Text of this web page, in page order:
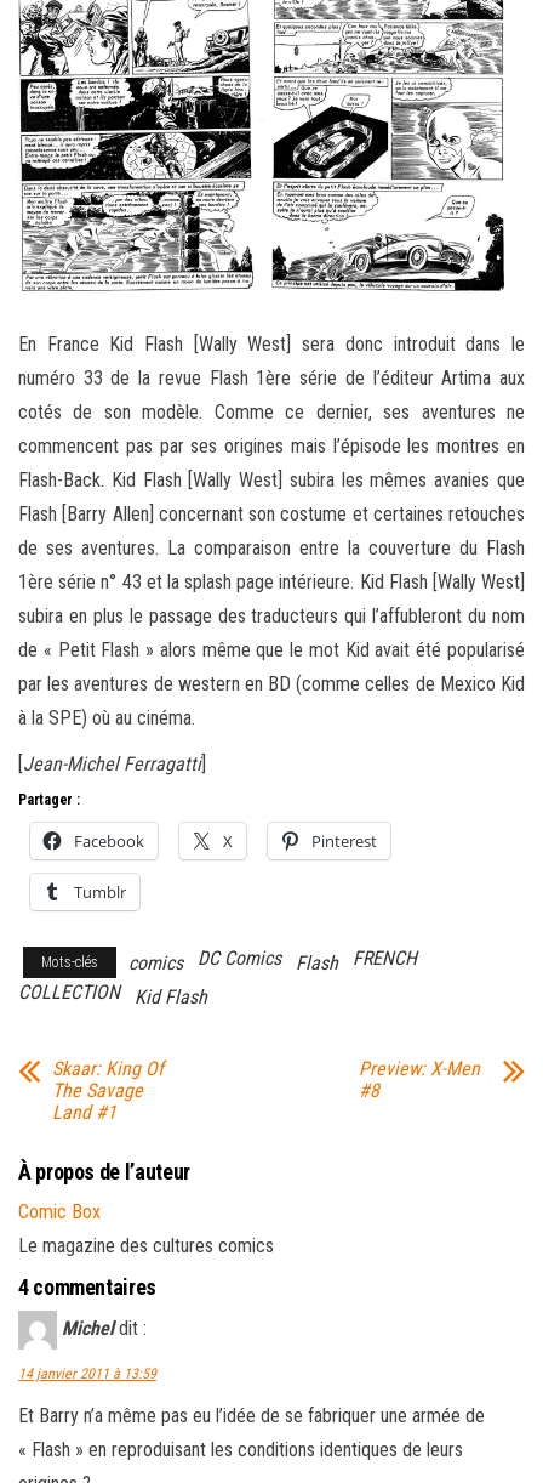
En France Kid Flash [Wally West] sera donc introduit dans le
numéro 33 de la revue Flash 1ère série de l’éditeur Artima aux
cotés de son modèle. Comme ce dernier, ses aventures ne
commencent pas par ses origines mais l’épisode les montres en
Flash-Back. Kid Flash [Wally West] subira les mêmes avanies que
Flash [Barry Allen] concernant son costume et certaines retouches
de ses aventures. La comparaison entre la couverture du Flash
1ère série n° 43 et la splash page intérieure. Kid Flash [Wally West]
subira en plus le passage des traducteurs qui l’affubleront du nom
de « Petit Flash » alors même que le mot Kid avait été popularisé
par les aventures de western en BD (comme celles de Mexico Kid
à la SPE) où au cinéma.
Jean-Michel Ferragatti]
Partager :
Facebook X Pinterest
Tumblr
Mots-clés comics DC Comics Flash
FRENCH
COLLECTION
Kid Flash
Skaar: King Of
The Savage
Land #1
Preview: X-Men
#8
À propos de l’auteur
Comic Box
Le magazine des cultures comics
4 commentaires
Michel dit :
14 janvier 2011 à 13:59
Et Barry n’a même pas eu l’idée de se fabriquer une armée de
« Flash » en reproduisant les conditions identiques de leurs